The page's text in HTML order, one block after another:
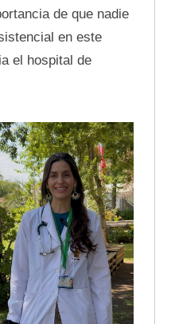
de que nadie
en este
el hospital de